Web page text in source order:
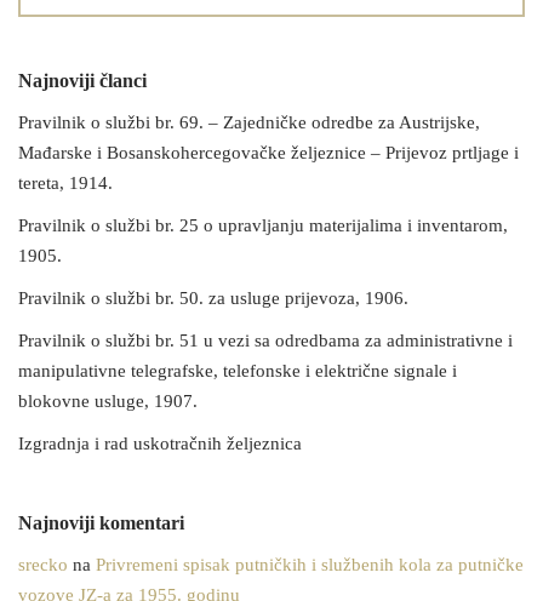
Najnoviji članci
Pravilnik o službi br. 69. – Zajedničke odredbe za Austrijske,
Mađarske i Bosanskohercegovačke željeznice – Prijevoz prtljage i
tereta, 1914.
Pravilnik o službi br. 25 o upravljanju materijalima i inventarom,
1905.
Pravilnik o službi br. 50. za usluge prijevoza, 1906.
Pravilnik o službi br. 51 u vezi sa odredbama za administrativne i
manipulativne telegrafske, telefonske i električne signale i
blokovne usluge, 1907.
Izgradnja i rad uskotračnih željeznica
Najnoviji komentari
srecko na Privremeni spisak putničkih i službenih kola za putničke
vozove JZ-a za 1955. godinu